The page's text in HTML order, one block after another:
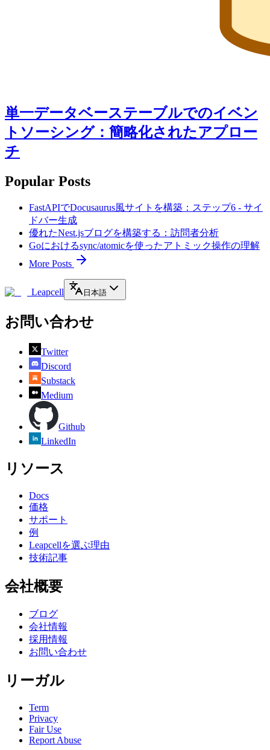
単一データベーステーブルでのイベン
トソーシング：簡略化されたアプロー
チ
Popular Posts
FastAPIでDocusaurus風サイトを構築：ステップ6 - サイ
ドバー生成
優れたNest.jsブログを構築する：訪問者分析
Goにおけるsync/atomicを使ったアトミック操作の理解
More Posts
Leapcell 日本語
お問い合わせ
Twitter
Discord
Substack
Medium
Github
LinkedIn
リソース
Docs
価格
サポート
例
Leapcellを選ぶ理由
技術記事
会社概要
ブログ
会社情報
採用情報
お問い合わせ
リーガル
Term
Privacy
Fair Use
Report Abuse